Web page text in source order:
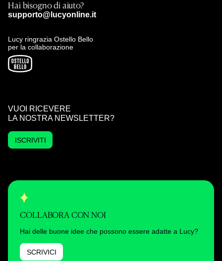
Hai bisogno di aiuto?
supporto@lucyonline.it
Lucy ringrazia Ostello Bello
per la collaborazione
VUOI RICEVERE
LA NOSTRA NEWSLETTER?
ISCRIVITI
COLLABORA CON NOI
Hai delle buone idee che possono essere adatte a Lucy?
SCRIVICI